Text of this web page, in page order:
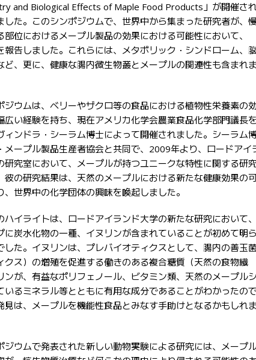
and Biological Effects of Maple Food Products」が開催さ
した。このシンポジウムで、世界中から集まった研究者が、
位におけるメープル製品の効果における可能性において、
報告しました。これらには、メタボリック・シンドローム、
ど、更に、健康な腸内微生物叢とメープルの関連性も含まれま
ウムは、ベリーやザクロ等の食品における植物性栄養素の
広い経験を持ち、現在アメリカ化学会農業食品化学部門議長を
ィンドラ・シーラム博士によって開催されました。シーラム
メープル製品生産者協会と共同で、2009年より、ロードアイ
研究室において、メープルが持つユニークな特性に関する研
彼の研究結果は、天然のメープルにおける新たな健康効果の
世界中の化学団体の興味を喚起しました。
イライトは、ロードアイランド大学の新たな研究において、
に炭水化物の一種、イヌリンが含まれていることが初めて明ら
した。イヌリンは、プレバイオティクスとして、腸内の善玉
クス）の増殖を促進する働きのある複合糖質（天然の食物繊
ンが、有益なポリフェノール、ビタミン類、天然のメープルシ
いるミネラル等とともに有用な成分であることがわかったの
見は、メープルを機能性食品とみなす手助けとなるかもしれま
ウムで発表された新しい動物実験による研究には、メープ